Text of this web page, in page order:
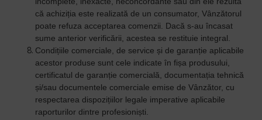
că achiziția este realizată de un consumator, Vânzătorul
poate refuza acceptarea comenzii. Dacă s-au încasat
sume anterior verificării, acestea se restituie integral.
Condițiile comerciale, de service și de garanție aplicabile
acestor produse sunt cele indicate în fișa produsului,
certificatul de garanție comercială, documentația tehnică
și/sau documentele comerciale emise de Vânzător, cu
respectarea dispozițiilor legale imperative aplicabile
raporturilor dintre profesioniști.